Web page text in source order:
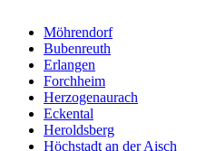
Möhrendorf
Bubenreuth
Erlangen
Forchheim
Herzogenaurach
Eckental
Heroldsberg
Höchstadt an der Aisch